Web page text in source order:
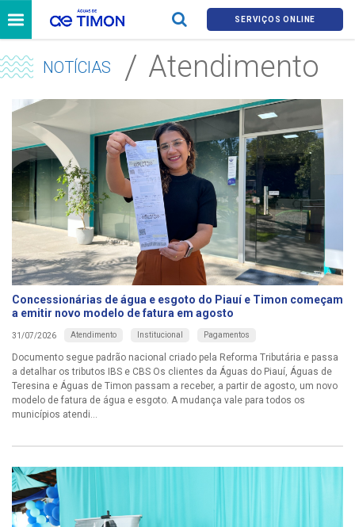
SERVIÇOS ONLINE
NOTÍCIAS Atendimento
Concessionárias de água e esgoto do Piauí e Timon começam
a emitir novo modelo de fatura em agosto
31/07/2026 Atendimento Institucional Pagamentos
Documento segue padrão nacional criado pela Reforma Tributária e passa
a detalhar os tributos IBS e CBS Os clientes da Águas do Piauí, Águas de
Teresina e Águas de Timon passam a receber, a partir de agosto, um novo
modelo de fatura de água e esgoto. A mudança vale para todos os
municípios atendi...